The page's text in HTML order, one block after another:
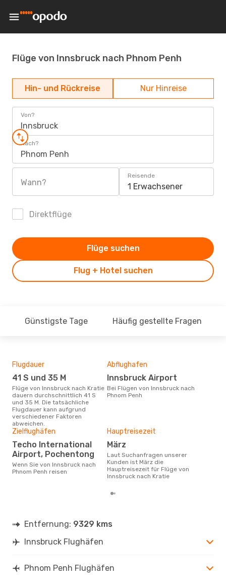
Flüge von Innsbruck nach Phnom Penh
Hin- und Rückreise Nur Hinreise
Von?
Innsbruck
Nach?
Phnom Penh
Wann?
Reisende
1 Erwachsener
Direktflüge
Flug + Hotel suchen
Flüge suchen
Günstigste Tage Häufig gestellte Fragen
Flugdauer
41 S und 35 M
Flüge von Innsbruck nach Kratie
dauern durchschnittlich 41 S
und 35 M. Die tatsächliche
Flugdauer kann aufgrund
verschiedener Faktoren
abweichen.
Abflughafen
Innsbruck Airport
Bei Flügen von Innsbruck nach
Phnom Penh
Zielflughäfen
Techo International
Airport, Pochentong
Wenn Sie von Innsbruck nach
Phnom Penh reisen
Hauptreisezeit
März
Laut Suchanfragen unserer
Kunden ist März die
Hauptreisezeit für Flüge von
Innsbruck nach Kratie
Entfernung: 9329 kms
Innsbruck Flughäfen
Phnom Penh Flughäfen